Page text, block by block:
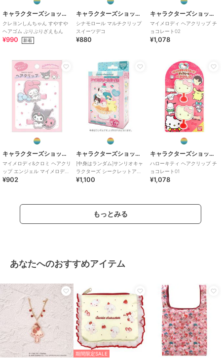
キャラクターズショップ ラフラフ
クレヨンしんちゃん すやすや
ヘアゴム ぶりぶりざえもん
¥990 新着
キャラクターズショップ ラフラフ
シナモロール マルチクリップ
スイーツデコ
¥880
キャラクターズショップ ラフラフ
マイメロディ ヘアクリップ チ
ョコレート02
¥1,078
キャラクターズショップ ラフラフ
マイメロディ&クロミ ヘアクリ
ップ エンジェル マイメロディ
50周年&クロミ20周年
¥902
キャラクターズショップ ラフラフ
[中身はランダム]サンリオキャ
ラクターズ シークレットアイ
スクリームネイル
¥1,100
キャラクターズショップ ラフラフ
ハローキティ ヘアクリップ チ
ョコレート01
¥1,078
もっとみる
あなたへのおすすめアイテム
期間限定SALE